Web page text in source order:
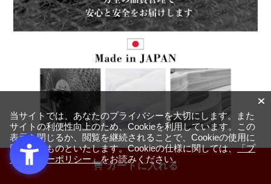
カートに入れる
多くのメーカーが海外の拠点に依存し生産を行う中、フラ
当サイトでは、あなたのプライバシーを大切にします。また
サイトの利便性向上のため、Cookieを利用しています。この
表示を閉じるか、閲覧を継続されることで、Cookieの使用に
同意するものといたします。Cookieの仕様に関しては、「プ
ライバシーポリシー」をお読みください。